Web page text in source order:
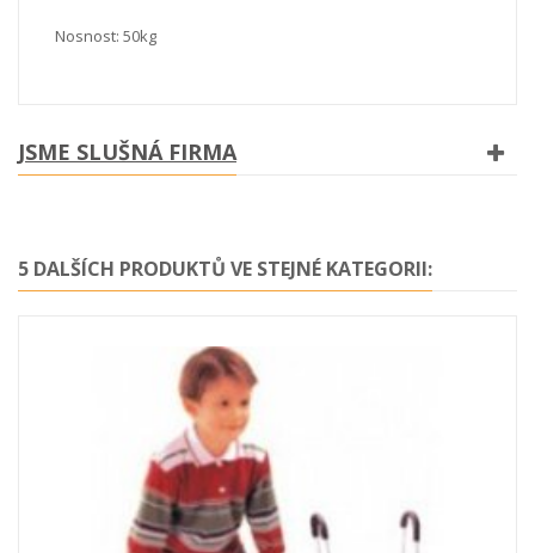
Nosnost: 50kg
JSME SLUŠNÁ FIRMA
5 DALŠÍCH PRODUKTŮ VE STEJNÉ KATEGORII: